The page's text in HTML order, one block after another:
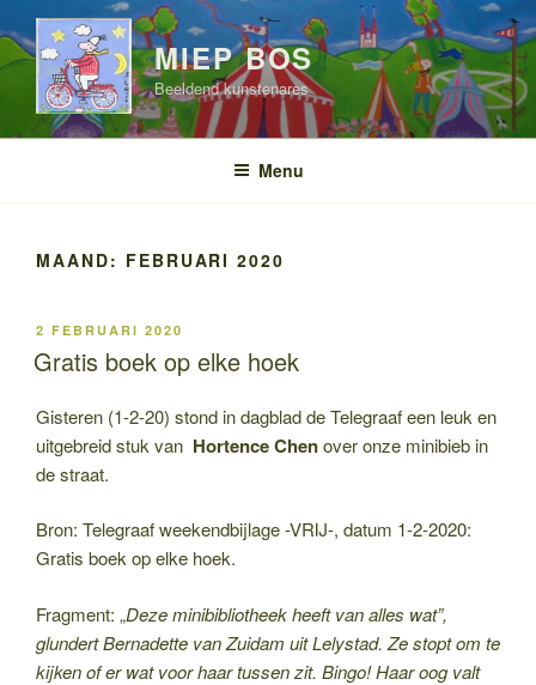
naar
de
inhoud
MIEP BOS
Beeldend kunstenares
Menu
MAAND: FEBRUARI 2020
GEPLAATST
OP
2 FEBRUARI 2020
Gratis boek op elke hoek
Gisteren (1-2-20) stond in dagblad de Telegraaf een leuk en
uitgebreid stuk van Hortence Chenover onze minibieb in
de straat.
Bron: Telegraaf weekendbijlage -VRIJ-, datum 1-2-2020:
Gratis boek op elke hoek.
Fragment: „Deze minibibliotheek heeft van alles wat”,
glundert Bernadette van Zuidam uit Lelystad. Ze stopt om te
kijken of er wat voor haar tussen zit. Bingo! Haar oog valt